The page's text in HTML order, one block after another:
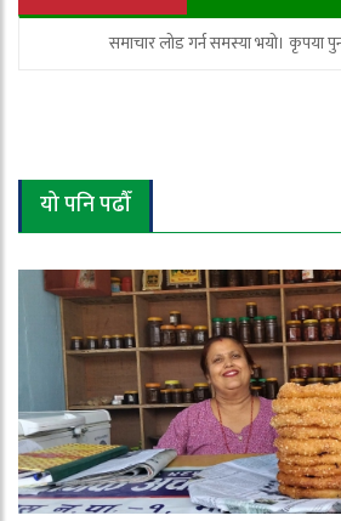
समाचार लोड गर्न समस्या भयो। कृपया
यो पनि पढौँ